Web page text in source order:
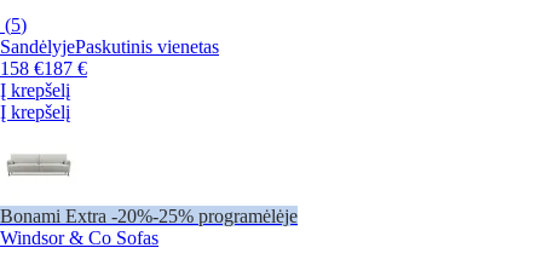
(5)
SandėlyjePaskutinis vienetas
158 €187 €
Į krepšelį
Į krepšelį
Bonami Extra -20%-25% programėlėje
Windsor & Co Sofas